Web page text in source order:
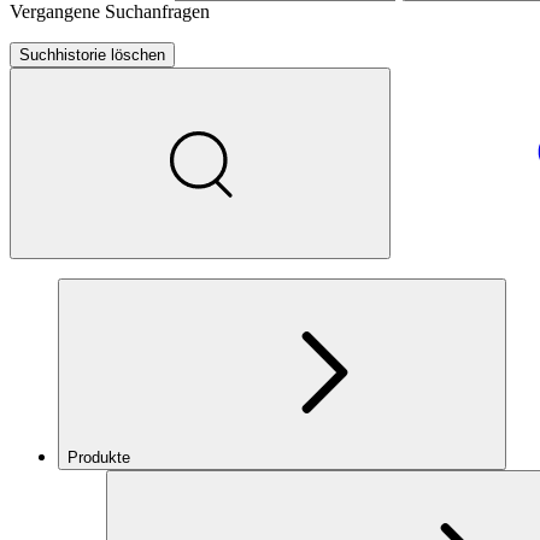
Vergangene Suchanfragen
Suchhistorie löschen
Produkte